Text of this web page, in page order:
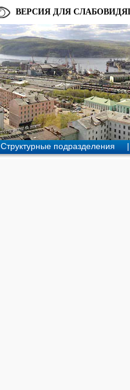
ВЕРСИЯ ДЛЯ
Структурные подразделения |